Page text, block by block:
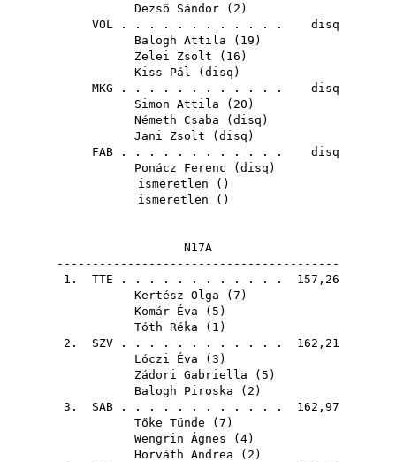
Dezső Sándor ( 2 )
VOL . . . . . . . . . . . . disq
Balogh Attila ( 19 )
Zelei Zsolt ( 16 )
Kiss Pál ( disq )
MKG . . . . . . . . . . . . disq
Simon Attila ( 20 )
Németh Csaba ( disq )
Jani Zsolt ( disq )
FAB . . . . . . . . . . . . disq
Ponácz Ferenc ( disq )
ismeretlen ()
ismeretlen ()
N17A
----------------------------------------
1. TTE . . . . . . . . . . . . 157,26
Kertész Olga ( 7 )
Komár Éva ( 5 )
Tóth Réka ( 1 )
2. SZV . . . . . . . . . . . . 162,21
Lóczi Éva ( 3 )
Zádori Gabriella ( 5 )
Balogh Piroska ( 2 )
3. SAB . . . . . . . . . . . . 162,97
Tőke Tünde ( 7 )
Wengrin Ágnes ( 4)
Horváth Andrea ( 2 )